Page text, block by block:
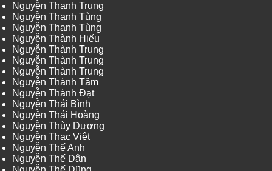
Nguyễn Thanh Trung
Nguyễn Thanh Tùng
Nguyễn Thanh Tùng
Nguyễn Thành Hiếu
Nguyễn Thành Trung
Nguyễn Thành Trung
Nguyễn Thành Trung
Nguyễn Thành Tâm
Nguyễn Thành Đạt
Nguyễn Thái Bình
Nguyễn Thái Hoàng
Nguyễn Thùy Dương
Nguyễn Thạc Việt
Nguyễn Thế Anh
Nguyễn Thế Dân